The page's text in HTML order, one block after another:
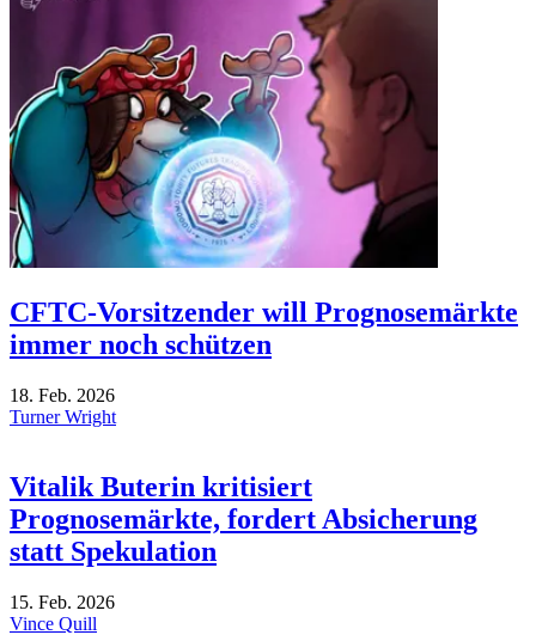
CFTC-Vorsitzender will Prognosemärkte
immer noch schützen
18. Feb. 2026
Turner Wright
Vitalik Buterin kritisiert
Prognosemärkte, fordert Absicherung
statt Spekulation
15. Feb. 2026
Vince Quill